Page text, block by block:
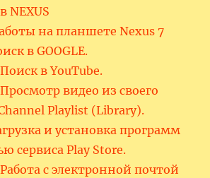
NEXUS
на планшете Nexus 7
в GOOGLE.
в YouTube.
видео из своего
Playlist (Library).
и установка программ
сервиса Play Store.
с электронной почтой